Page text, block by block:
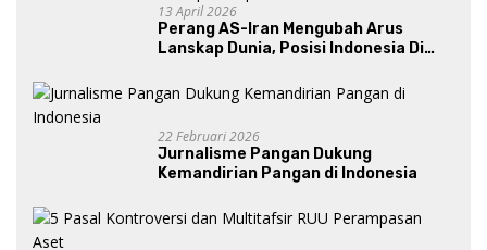
13 April 2026
Perang AS-Iran Mengubah Arus
Lanskap Dunia, Posisi Indonesia Di
Gibran?
22 Februari 2026
Jurnalisme Pangan Dukung
Kemandirian Pangan di Indonesia